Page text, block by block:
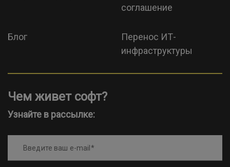
соглашение
Блог
Перенос ИТ-
инфраструктуры
Чем живет софт?
Узнайте в рассылке:
Введите ваш e-mail